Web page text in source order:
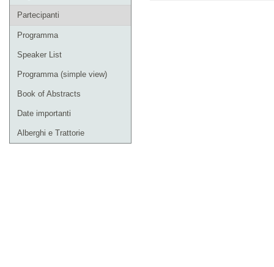
Partecipanti
Programma
Speaker List
Programma (simple view)
Book of Abstracts
Date importanti
Alberghi e Trattorie